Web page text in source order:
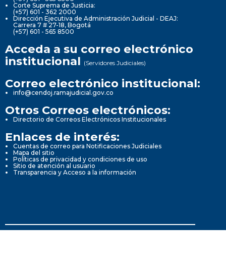
Corte Suprema de Justicia:
(+57) 601 - 362 2000
Dirección Ejecutiva de Administración Judicial - DEAJ:
Carrera 7 # 27-18, Bogotá
(+57) 601 - 565 8500
Acceda a su correo electrónico
institucional (Servidores Judiciales)
Correo electrónico institucional:
info@cendoj.ramajudicial.gov.co
Otros Correos electrónicos:
Directorio de Correos Electrónicos Institucionales
Enlaces de interés:
Cuentas de correo para Notificaciones Judiciales
Mapa del sitio
Políticas de privacidad y condiciones de uso
Sitio de atención al usuario
Transparencia y Acceso a la información